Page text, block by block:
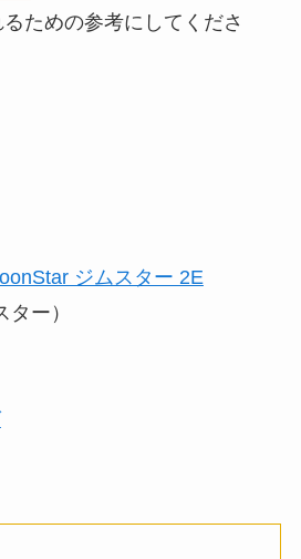
ための参考にしてくださ
ジムスター 2E
ー）